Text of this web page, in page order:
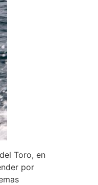
Toro, en
por